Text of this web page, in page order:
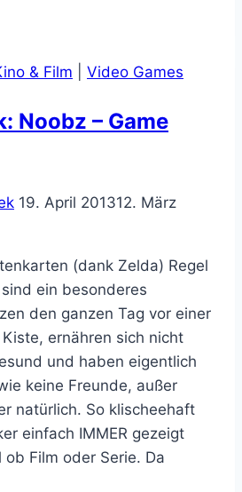
& Film Video Games
Noobz – Game
19. April 201312. März
(dank Zelda) Regel
sind ein besonderes
den ganzen Tag vor einer
ernähren sich nicht
und haben eigentlich
keine Freunde, außer
natürlich. So klischeehaft
einfach IMMER gezeigt
Film oder Serie. Da